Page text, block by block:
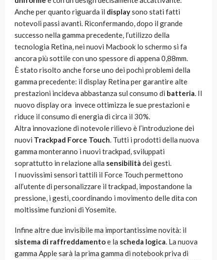
Anche per quanto riguarda il displaysono stati fatti
notevoli passi avanti. Riconfermando, dopo il grande
successo nella gamma precedente, l’utilizzo della
tecnologia Retina, nei nuovi Macbook lo schermo si fa
ancora più sottile con uno spessore di appena 0,88mm.
È stato risolto anche forse uno dei pochi problemi della
gamma precedente: il display Retina per garantire alte
prestazioni incideva abbastanza sul consumo di batteria. Il
nuovo display ora invece ottimizza le sue prestazioni e
riduce il consumo di energia di circa il 30%.
Altra innovazione di notevole rilievo è l’introduzione dei
nuovi Trackpad Force Touch. Tutti i prodotti della nuova
gamma monteranno i nuovi trackpad, sviluppati
soprattutto in relazione alla sensibilità dei gesti.
I nuovissimi sensori tattili il Force Touch permettono
all’utente di personalizzare il trackpad, impostandone la
pressione, i gesti, coordinando i movimento delle dita con
moltissime funzioni di Yosemite.
Infine altre due invisibile ma importantissime novità: il
sistema di raffreddamentoe la scheda logica. La nuova
gamma Apple sarà la prima gamma di notebook priva di